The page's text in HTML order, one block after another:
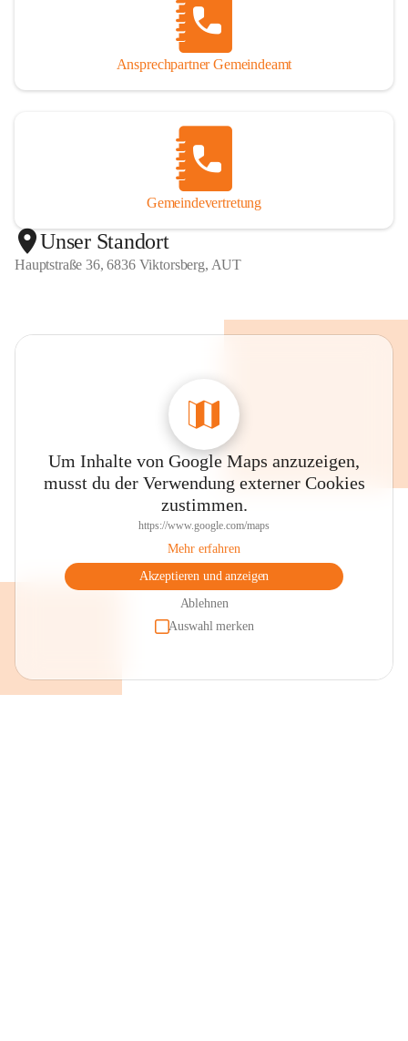
Ansprechpartner Gemeindeamt
Gemeindevertretung
Unser Standort
Hauptstraße 36, 6836 Viktorsberg, AUT
Um Inhalte von Google Maps anzuzeigen,
musst du der Verwendung externer Cookies
zustimmen.
https://www.google.com/maps
Mehr erfahren
Akzeptieren und anzeigen
Ablehnen
Auswahl merken